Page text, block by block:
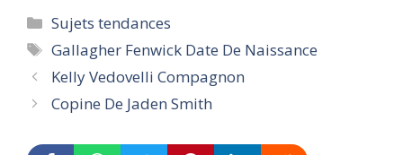
Categories
Sujets tendances
Tags
Gallagher Fenwick Date De Naissance
Kelly Vedovelli Compagnon
Copine De Jaden Smith